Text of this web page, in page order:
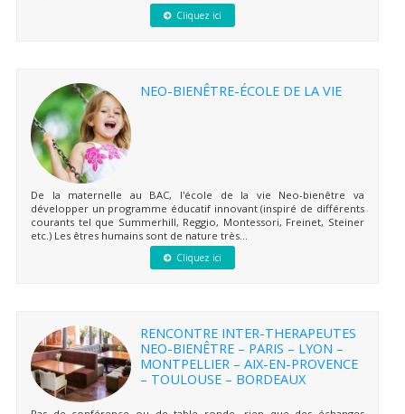
Cliquez ici
NEO-BIENÊTRE-ÉCOLE DE LA VIE
De la maternelle au BAC, l'école de la vie Neo-bienêtre va
développer un programme éducatif innovant (inspiré de différents
courants tel que Summerhill, Reggio, Montessori, Freinet, Steiner
etc.) Les êtres humains sont de nature très...
Cliquez ici
RENCONTRE INTER-THERAPEUTES
NEO-BIENÊTRE – PARIS – LYON –
MONTPELLIER – AIX-EN-PROVENCE
– TOULOUSE – BORDEAUX